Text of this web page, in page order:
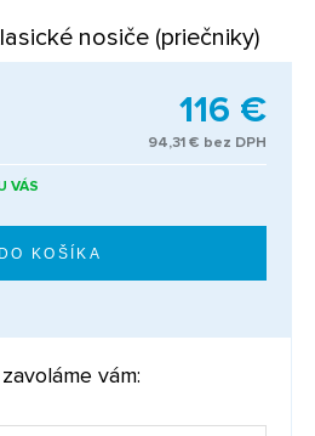
nosiče (priečniky)
116 €
94,31 € bez DPH
VÁS
vám: